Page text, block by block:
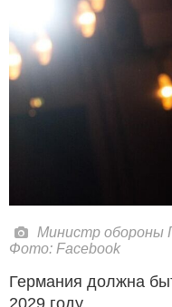
Министр обороны
Фото: Facebook
Германия должна
2029 году.